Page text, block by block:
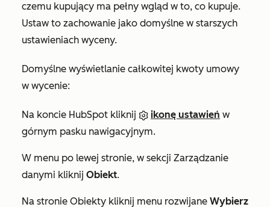
czemu kupujący ma pełny wgląd w to, co kupuje.
Ustaw to zachowanie jako domyślne w starszych
ustawieniach wyceny.
Domyślne wyświetlanie całkowitej kwoty umowy
w wycenie:
Na koncie HubSpot kliknij ikonę ustawień w
górnym pasku nawigacyjnym.
W menu po lewej stronie, w sekcji Zarządzanie
danymi kliknij Obiekt.
Na stronie Obiekty kliknij menu rozwijane Wybierz